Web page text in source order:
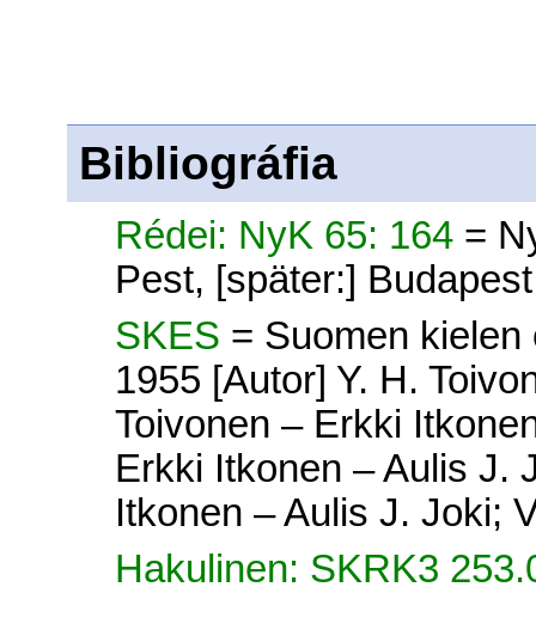
Bibliográfia
Rédei: NyK 65: 164 =
Pest, [später:]
SKES = Suomen
1955 [Autor] Y. H.
Toivonen – Erkki
Erkki Itkonen – Aulis J.
Itkonen – Aulis J. Joki;
Hakulinen: SKRK3